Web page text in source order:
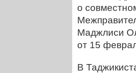
о
Маджлиси
от 15
В